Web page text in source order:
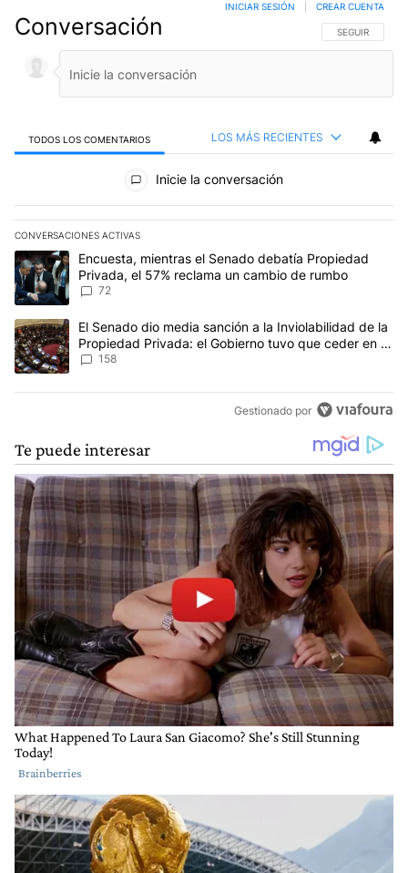
Conversación SIGA ESTA
SEGUIR
INICIAR SESIÓN CREAR CUENTA
TODOS LOS COMENTARIOS LOS MÁS RECIENTES
Todos los comentarios
Inicie la conversación
CONVERSACIONES ACTIVAS
Este listado muestra los artículos con más comentarios en los
Un artículo de tendencia con el título "Encuesta, mientras el
Encuesta, mientras el Senado debatía Propiedad
Privada, el 57% reclama un cambio de rumbo
72
Un artículo de tendencia con el título "El Senado dio media
El Senado dio media sanción a la Inviolabilidad de la
Propiedad Privada: el Gobierno tuvo que ceder en la
Ley del Manejo del Fuego
158
Gestionado por